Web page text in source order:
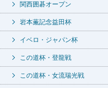
関西囲碁オープン
岩本薫記念益田杯
イベロ・ジャパン杯
この道杯・登龍戦
この道杯・女流瑞光戦